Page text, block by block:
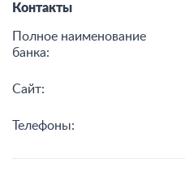
Контакты
Полное наименование
банка:
Сайт:
Телефоны: